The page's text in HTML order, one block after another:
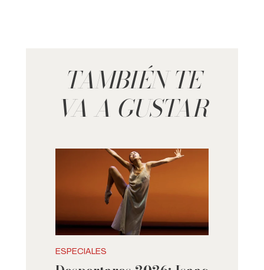
TAMBIÉN TE
VA A GUSTAR
ESPECIALES